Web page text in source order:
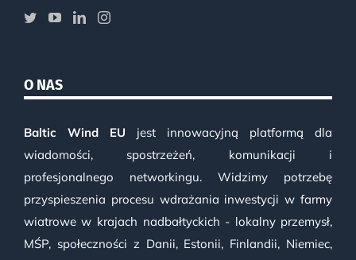
O NAS
Baltic Wind EU jest innowacyjną platformą dla
wiadomości, spostrzeżeń, komunikacji i
profesjonalnego networkingu. Widzimy potrzebę
przyspieszenia procesu wdrażania inwestycji w farmy
wiatrowe w krajach nadbałtyckich - lokalny przemysł,
MŚP, społeczności z Danii, Estonii, Finlandii, Niemiec,